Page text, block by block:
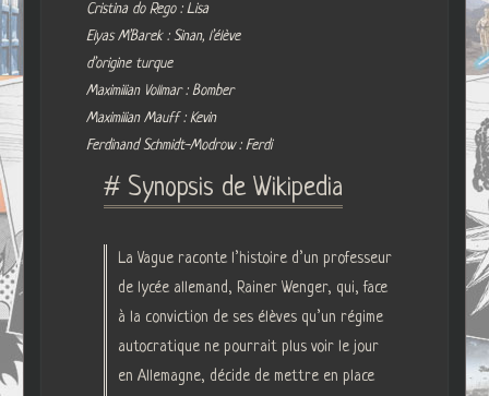
Cristina do Rego : Lisa
Elyas M’Barek : Sinan, l’élève
d’origine turque
Maximilian Vollmar : Bomber
Maximilian Mauff : Kevin
Ferdinand Schmidt-Modrow : Ferdi
# Synopsis de Wikipedia
La Vague raconte l’histoire d’un professeur
de lycée allemand, Rainer Wenger, qui, face
à la conviction de ses élèves qu’un régime
autocratique ne pourrait plus voir le jour
en Allemagne, décide de mettre en place